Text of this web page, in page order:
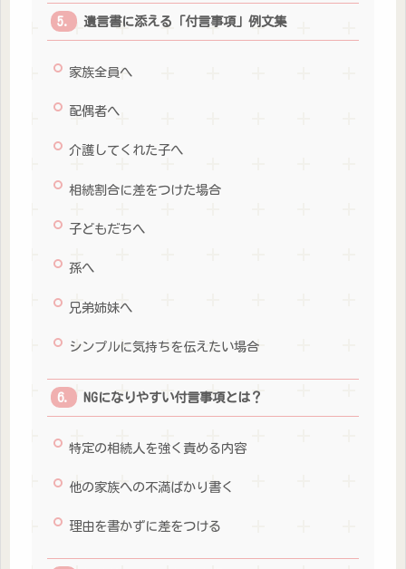
遺言書に添える「付言事項」例文集
家族全員へ
配偶者へ
介護してくれた子へ
相続割合に差をつけた場合
子どもだちへ
孫へ
兄弟姉妹へ
シンプルに気持ちを伝えたい場合
NGになりやすい付言事項とは？
特定の相続人を強く責める内容
他の家族への不満ばかり書く
理由を書かずに差をつける